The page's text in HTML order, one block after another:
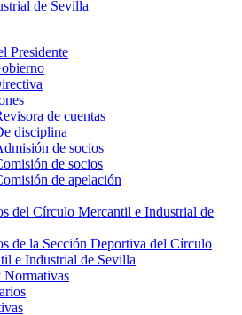
Presidente
de cuentas
disciplina
de socios
de socios
de apelación
del Círculo Mercantil e Industrial de
de la Sección Deportiva del Círculo
e Industrial de Sevilla
Normativas